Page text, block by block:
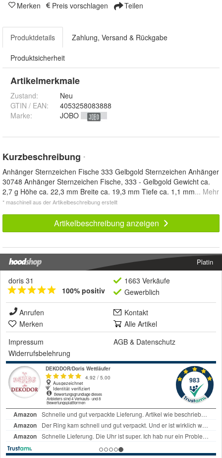
Merken Preis vorschlagen Teilen
Produktdetails Zahlung, Versand & Rückgabe
Produktsicherheit
Artikelmerkmale
Zustand:
Neu
GTIN / EAN:
4053258083888
Marke:
JOBO
Kurzbeschreibung *
Anhänger Sternzeichen Fische 333 Gelbgold Sternzeichen Anhänger
30748 Anhänger Sternzeichen Fische, 333 - Gelbgold Gewicht ca.
2,7 g Höhe ca. 22,3 mm Breite ca. 19,3 mm Tiefe ca. 1,1 mm... Mehr
* maschinell aus der Artikelbeschreibung erstellt
Artikelbeschreibung anzeigen
Platin
doris 31
100% positiv
1663 Verkäufe
Gewerblich
Anrufen
Kontakt
Merken
Alle Artikel
Impressum
AGB & Datenschutz
Widerrufsbelehrung